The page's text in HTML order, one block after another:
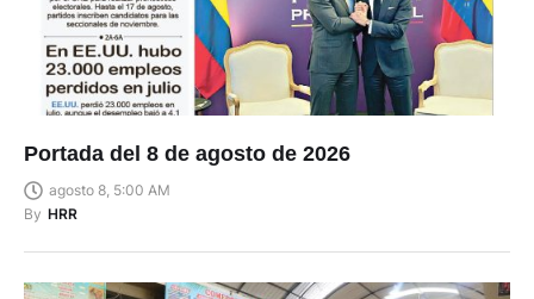
Portada del 8 de agosto de 2026
agosto 8, 5:00 AM
By HRR